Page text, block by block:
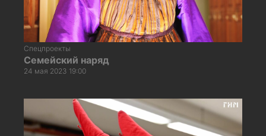
Спецпроекты
Семейский наряд
24 мая 2023 19:00